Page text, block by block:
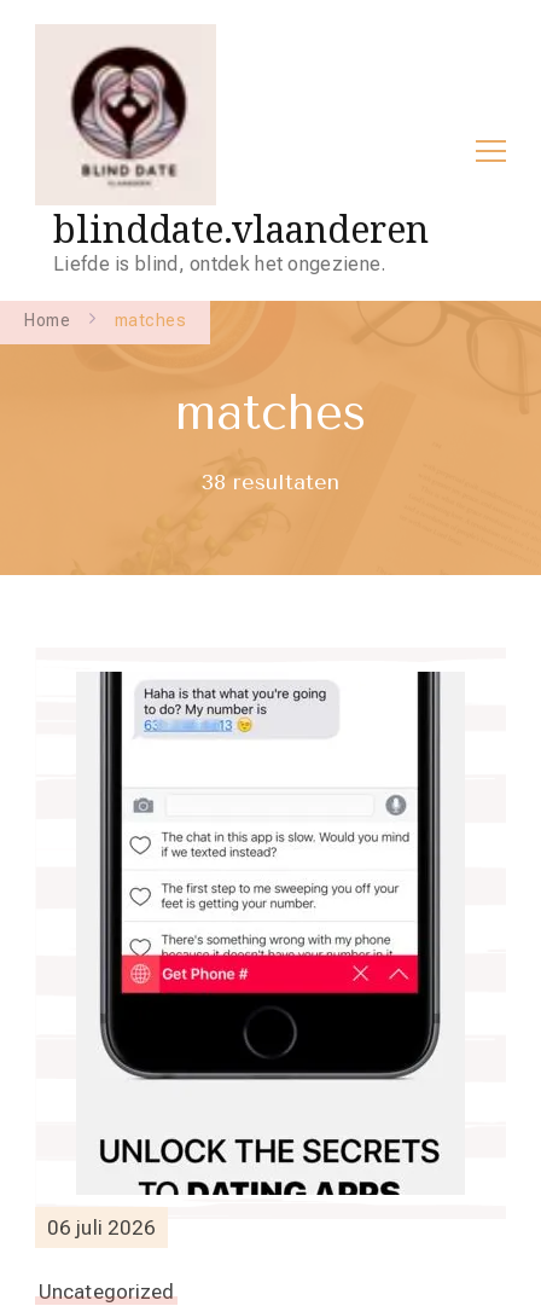
blinddate.vlaanderen
Liefde is blind, ontdek het ongeziene.
Home matches
matches
38 resultaten
06 juli 2026
Uncategorized